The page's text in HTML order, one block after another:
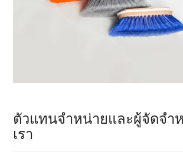
ตัวแทนจำหน่ายและผู้จัดจำ
เรา